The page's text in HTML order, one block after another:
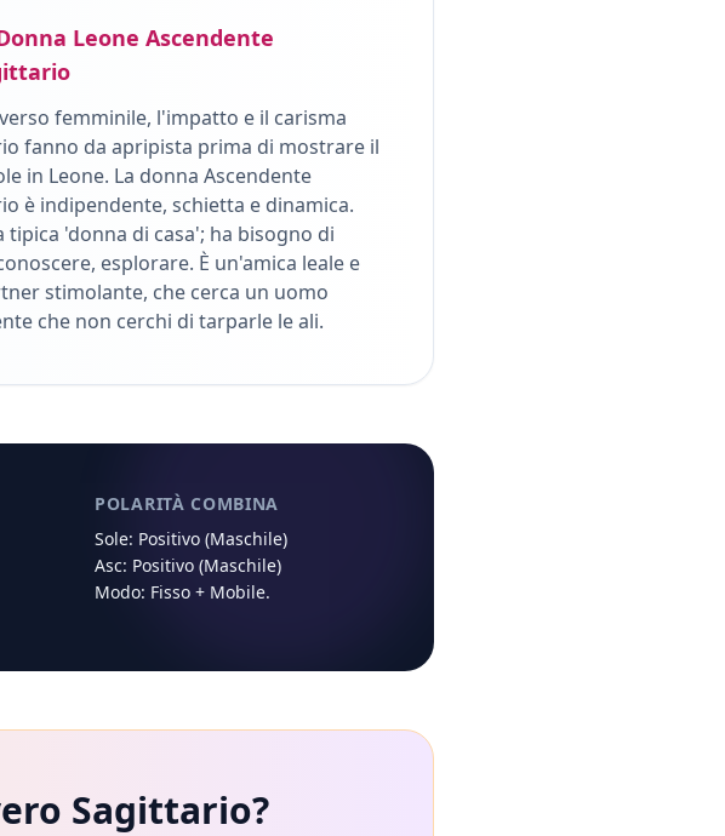
Leone Ascendente
femminile, l'impatto e il carisma
fanno da apripista prima di mostrare il
in Leone. La donna Ascendente
è indipendente, schietta e dinamica.
tipica 'donna di casa'; ha bisogno di
esplorare. È un'amica leale e
stimolante, che cerca un uomo
che non cerchi di tarparle le ali.
POLARITÀ COMBINA
Sole: Positivo (Maschile)
Asc: Positivo (Maschile)
Modo: Fisso + Mobile.
Sagittario?